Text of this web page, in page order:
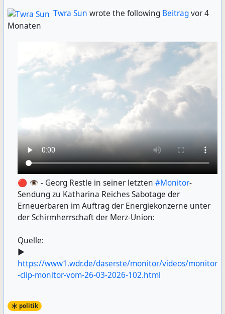
Twra Sun wrote the following Beitragvor 4
Monaten
🔴 👁️ - Georg Restle in seiner letzten #Monitor-
Sendung zu Katharina Reiches Sabotage der
Erneuerbaren im Auftrag der Energiekonzerne unter
der Schirmherrschaft der Merz-Union:
Quelle:
▶️
https://www1.wdr.de/daserste/monitor/videos/monitor
-clip-monitor-vom-26-03-2026-102.html
politik